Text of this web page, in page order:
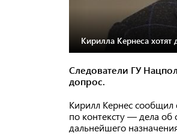
Кирилла Кернеса хотят
Следователи ГУ
допрос.
Кирилл Кернес сообщил
по контексту — дела об
дальнейшего